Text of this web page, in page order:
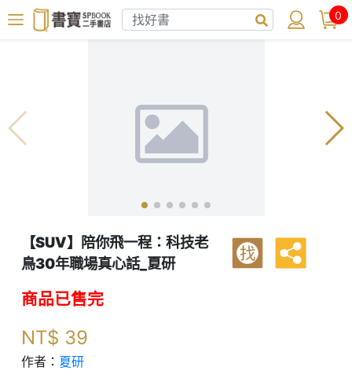
0
【SUV】陪你飛一程：科技老
鳥30年職場真心話_夏研
找
商品已售完
NT$ 39
作者： 夏研